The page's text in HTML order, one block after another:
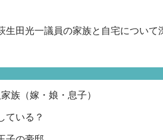
生田光一議員の家族と自宅について
族（嫁・娘・息子）
ている？